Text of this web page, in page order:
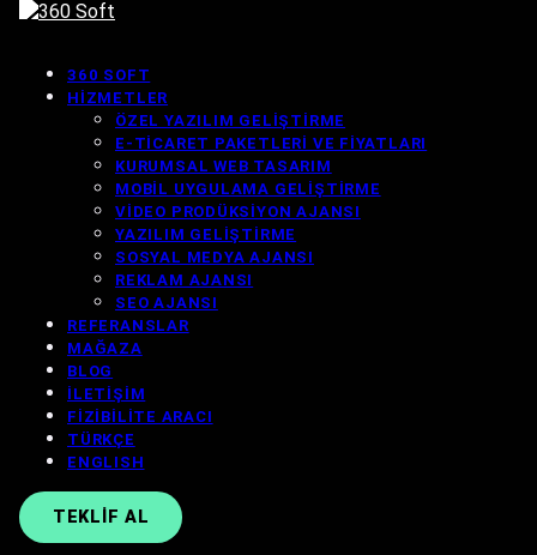
360 SOFT
HIZMETLER
ÖZEL YAZILIM GELIŞTIRME
E-TICARET PAKETLERI VE FIYATLARI
KURUMSAL WEB TASARIM
MOBIL UYGULAMA GELIŞTIRME
VIDEO PRODÜKSIYON AJANSI
YAZILIM GELIŞTIRME
SOSYAL MEDYA AJANSI
REKLAM AJANSI
SEO AJANSI
REFERANSLAR
MAĞAZA
BLOG
İLETIŞIM
FIZIBILITE ARACI
TÜRKÇE
ENGLISH
TEKLIF AL